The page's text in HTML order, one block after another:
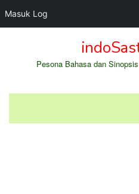
Masuk Log
Pesona Bahasa dan